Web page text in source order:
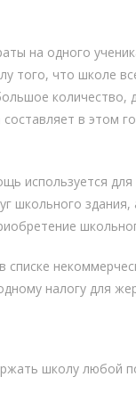
на одного
того, что школе
в этом
используется
школьного
списке
налогу для
школу любой